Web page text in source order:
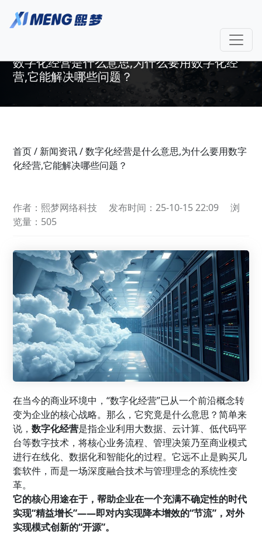
数字化经营是什么意思,为什么要用数字化经
营,它能解决哪些问题？
首页/ 新闻资讯/数字化经营是什么意思,为什么要用数字
化经营,它能解决哪些问题？
作者：熙梦网络科技 发布时间：25-10-15 22:09
浏
览量：505
在当今的商业环境中，“数字化经营”已从一个前沿概念转
变为企业的核心战略。那么，它究竟是什么意思？简单来
说，数字化经营是指企业利用大数据、云计算、低代码平
台等数字技术，将核心业务流程、管理决策乃至商业模式
进行在线化、数据化和智能化的过程。它远不止是购买几
套软件，而是一场深度融合技术与管理理念的系统性变
革。
它的核心用途在于，帮助企业在一个充满不确定性的时代
实现“精益增长”——即对内实现降本增效的“节流”，对外
实现模式创新的“开源”。